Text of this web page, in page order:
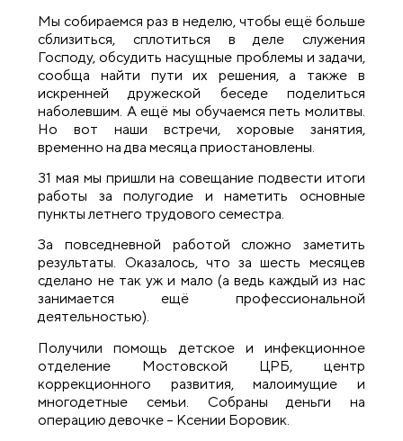
Мы собираемся раз в неделю, чтобы ещё больше
сблизиться, сплотиться в деле служения
Господу, обсудить насущные проблемы и задачи,
сообща найти пути их решения, а также в
искренней дружеской беседе поделиться
наболевшим. А ещё мы обучаемся петь молитвы.
Но вот наши встречи, хоровые занятия,
временно на два месяца приостановлены.
31 мая мы пришли на совещание подвести итоги
работы за полугодие и наметить основные
пункты летнего трудового семестра.
За повседневной работой сложно заметить
результаты. Оказалось, что за шесть месяцев
сделано не так уж и мало (а ведь каждый из нас
занимается ещё профессиональной
деятельностью).
Получили помощь детское и инфекционное
отделение Мостовской ЦРБ, центр
коррекционного развития, малоимущие и
многодетные семьи. Собраны деньги на
операцию девочке – Ксении Боровик.